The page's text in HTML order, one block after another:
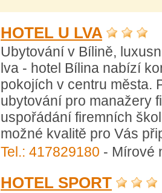
HOTEL U LVA
Ubytování v Bílině,
lva - hotel Bílina nabízí
pokojích v centru města.
ubytování pro manažery
uspořádání firemních
možné kvalitě pro Vás
Tel.: 417829180 - Mírové
HOTEL SPORT